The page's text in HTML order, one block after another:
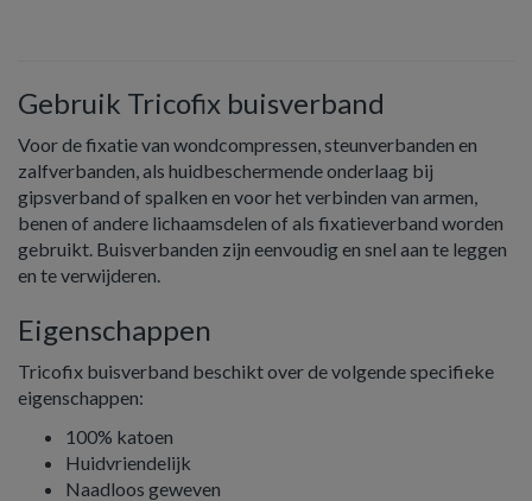
Gebruik Tricofix buisverband
Voor de fixatie van wondcompressen, steunverbanden en
zalfverbanden, als huidbeschermende onderlaag bij
gipsverband of spalken en voor het verbinden van armen,
benen of andere lichaamsdelen of als fixatieverband worden
gebruikt. Buisverbanden zijn eenvoudig en snel aan te leggen
en te verwijderen.
Eigenschappen
Tricofix buisverband beschikt over de volgende specifieke
eigenschappen:
100% katoen
Huidvriendelijk
Naadloos geweven